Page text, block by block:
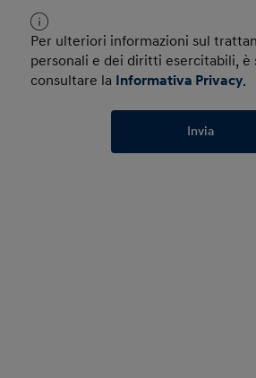
Per ulteriori informazioni sul
personali e dei diritti esercitabili, è
consultare la Informativa Privacy.
Invia